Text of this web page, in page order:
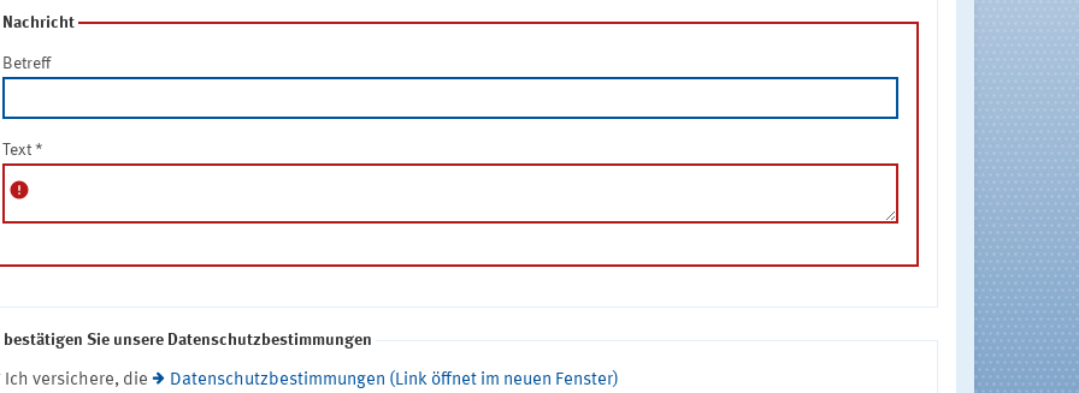
Nachricht
Betreff
Text *
error
Sie unsere Datenschutzbestimmungen
Ich versichere, die
Datenschutzbestimmungen (Link öffnet im neuen Fenster)